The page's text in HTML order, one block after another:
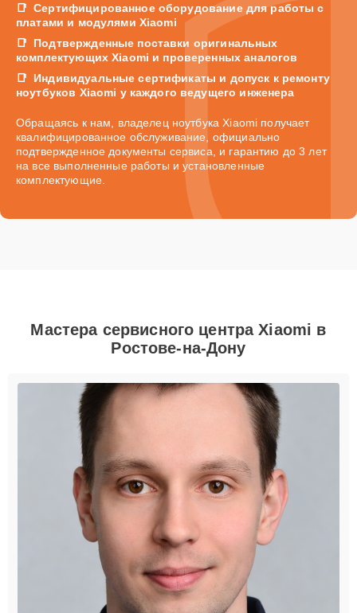
Сертифицированное оборудование для работы с
платами и модулями Xiaomi
Подтвержденные поставки оригинальных
комплектующих Xiaomi и проверенных аналогов
Индивидуальные сертификаты и допуск к ремонту
ноутбуков Xiaomi у каждого ведущего инженера
Обращаясь к нам, владелец ноутбука Xiaomi получает
квалифицированное обслуживание, официально
подтвержденное документы сервиса, и гарантию до 3 лет
на все выполненные работы и установленные
комплектующие.
Мастера сервисного центра Xiaomi в
Ростове-на-Дону